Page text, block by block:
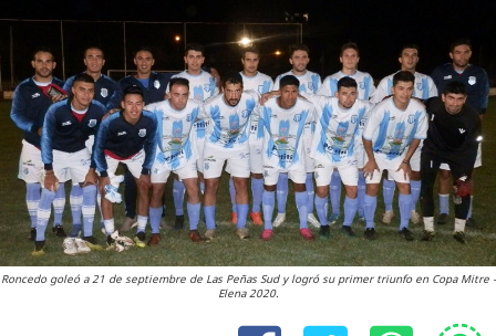
Roncedo goleó a 21 de septiembre de Las Peñas Sud y logró su primer triunfo en Copa Mitre -
Elena 2020.